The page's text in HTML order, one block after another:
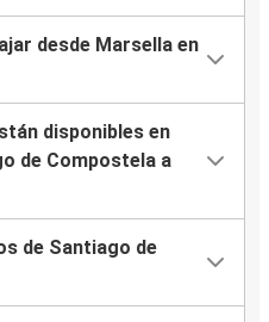
desde Marsella en
disponibles en
de Compostela a
de Santiago de